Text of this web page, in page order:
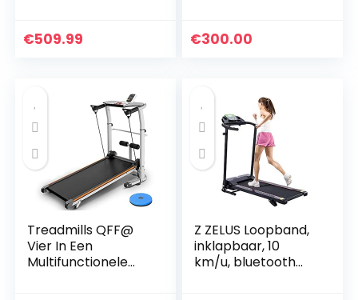
speedrunner met
€509.99
met
€300.00
Treadmills QFF@
Vier In Een
Multifunctionele
Z ZELUS Loopband,
inklapbaar, 10
km/u, bluetooth